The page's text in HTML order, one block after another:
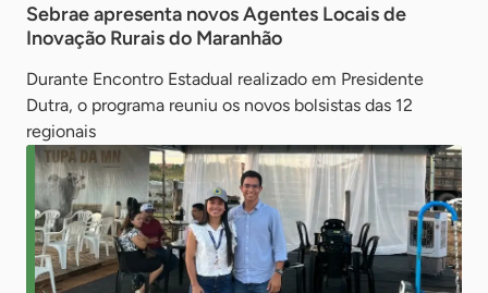
Sebrae apresenta novos Agentes Locais de
Inovação Rurais do Maranhão
Durante Encontro Estadual realizado em Presidente
Dutra, o programa reuniu os novos bolsistas das 12
regionais